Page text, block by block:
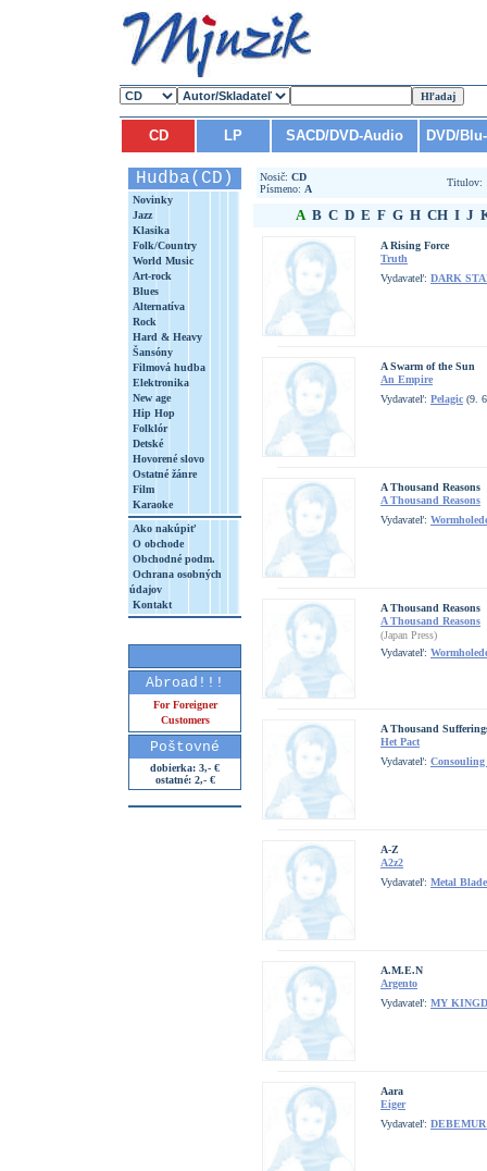
CD LP SACD/DVD-Audio DVD/
Hudba(CD)
Novinky
Jazz
Klasika
Folk/Country
World Music
Art-rock
Blues
Alternatíva
Rock
Hard & Heavy
Šansóny
Filmová hudba
Elektronika
New age
Hip Hop
Folklór
Detské
Hovorené slovo
Ostatné žánre
Film
Karaoke
Ako nakúpiť
O obchode
Obchodné podm.
Ochrana osobných
údajov
Kontakt
Abroad!!!
For Foreigner
Customers
Poštovné
dobierka: 3,- €
ostatné: 2,- €
Nosič: CD
Písmeno: A
Titulov:
A B C D E F G H CH I J
A Rising Force
Truth
Vydavateľ: DARK
A Swarm of the Sun
An Empire
Vydavateľ: Pelagic (9.
A Thousand Reasons
A Thousand Reasons
Vydavateľ:
A Thousand Reasons
A Thousand Reasons
(Japan Press)
Vydavateľ:
A Thousand
Het Pact
Vydavateľ: Consouling
A-Z
A2z2
Vydavateľ: Metal Blade
A.M.E.N
Argento
Vydavateľ: MY
Aara
Eiger
Vydavateľ: